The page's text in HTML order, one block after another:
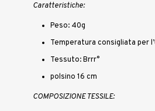
Caratteristiche:
Peso: 40g
Temperatura consigliata per
Tessuto: Brrr°
polsino 16 cm
COMPOSIZIONE TESSILE: